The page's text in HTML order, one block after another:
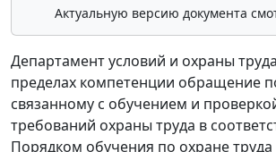
Актуальную версию документа
Департамент условий и охраны
пределах компетенции обращение
связанному с обучением и
требований охраны труда в
Порядком обучения по охране